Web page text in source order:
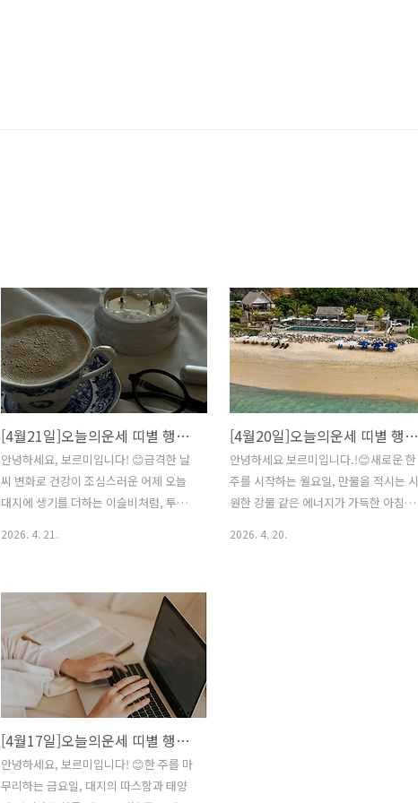
[4월21일]오늘의운세 띠별 행운의메세지
안녕하세요, 보르미입니다! 😊급격한 날
씨 변화로 건강이 조심스러운 어제 오늘
대지에 생기를 더하는 이슬비처럼, 투명
'깨끗한 물에 씻긴 보석'을 상징합니다.
감각이 예민해지고 집중력이 높아지는 날
이라, 평소 놓쳤던 디테일을 발견하거나
창의적인 작업의 완성도를 높이기에 최적
의 날이죠.오늘도 보르미가 준비한 오늘
의 행운의메세지로 기운나는 하루가 되시
는건 어떤가요?📜 12띠별 심층 행운 리포
트🐭 쥐띠심층 사주 분석: 오늘 계유(癸
酉) 일진은 쥐띠에게 '편인(偏印)'의 기운
을 강력하게 부여합니다. 계수(癸水)라는
2026. 4. 21.
[4월20일]오늘의운세 띠별 행운의메세지
안녕하세요 보르미입니다.!😊새로운 한
주를 시작하는 월요일, 만물을 적시는 시
원한 강물 같은 에너지가 가득한 아침입
2026. 4. 20.
[4월17일]오늘의운세 띠별 행운의메세지
안녕하세요, 보르미입니다! 😊한 주를 마
무리하는 금요일, 대지의 따스함과 태양